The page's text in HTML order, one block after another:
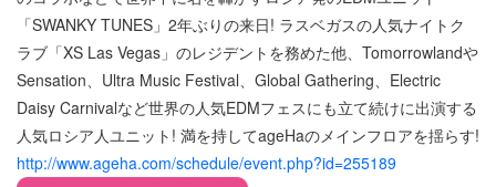
「SWANKY TUNES」2年ぶりの来日! ラスベガスの人気ナイトク
ラブ「XS Las Vegas」のレジデントを務めた他、Tomorrowlandや
Sensation、Ultra Music Festival、Global Gathering、Electric
Daisy Carnivalなど世界の人気EDMフェスにも立て続けに出演する
人気ロシア人ユニット! 満を持してageHaのメインフロアを揺らす!
http://www.ageha.com/schedule/event.php?id=255189